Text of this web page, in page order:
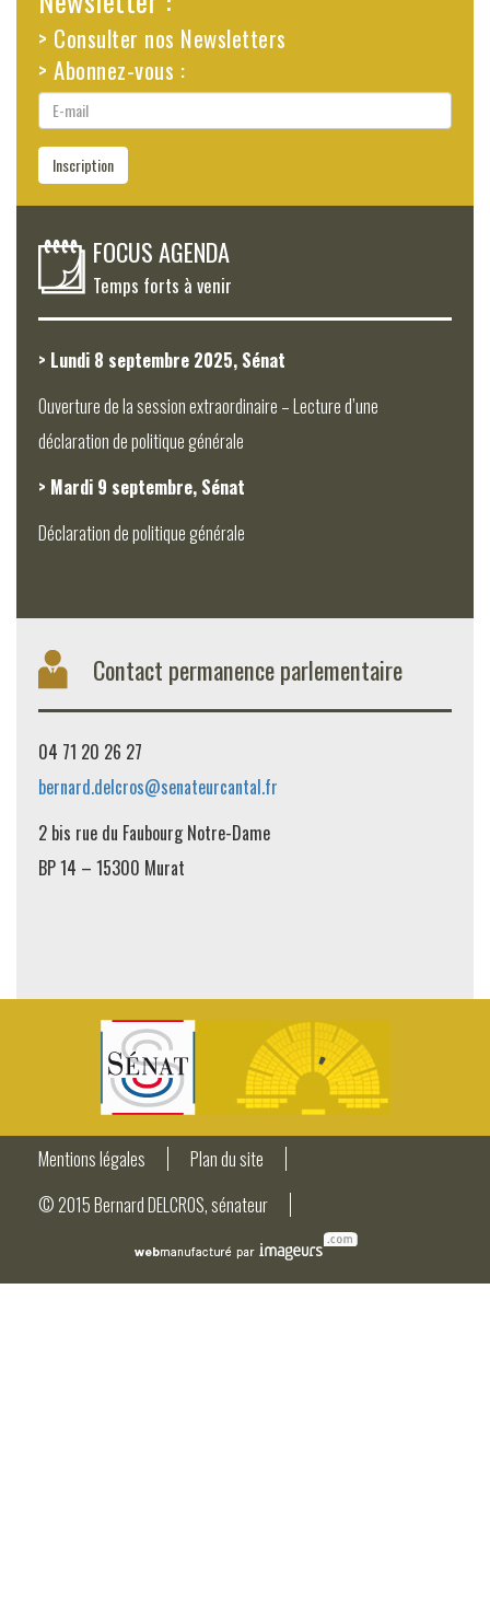
> Consulter nos Newsletters
> Abonnez-vous :
E-
mail
Inscription
FOCUS AGENDA
Temps forts à venir
> Lundi 8 septembre 2025, Sénat
Ouverture de la session extraordinaire – Lecture d’une
déclaration de politique générale
> Mardi 9 septembre, Sénat
Déclaration de politique générale
Contact permanence parlementaire
04 71 20 26 27
bernard.delcros@senateurcantal.fr
2 bis rue du Faubourg Notre-Dame
BP 14 – 15300 Murat
Mentions légales
Plan du site
© 2015 Bernard DELCROS, sénateur